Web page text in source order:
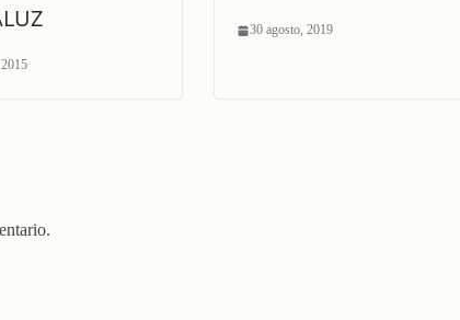
30 agosto, 2019